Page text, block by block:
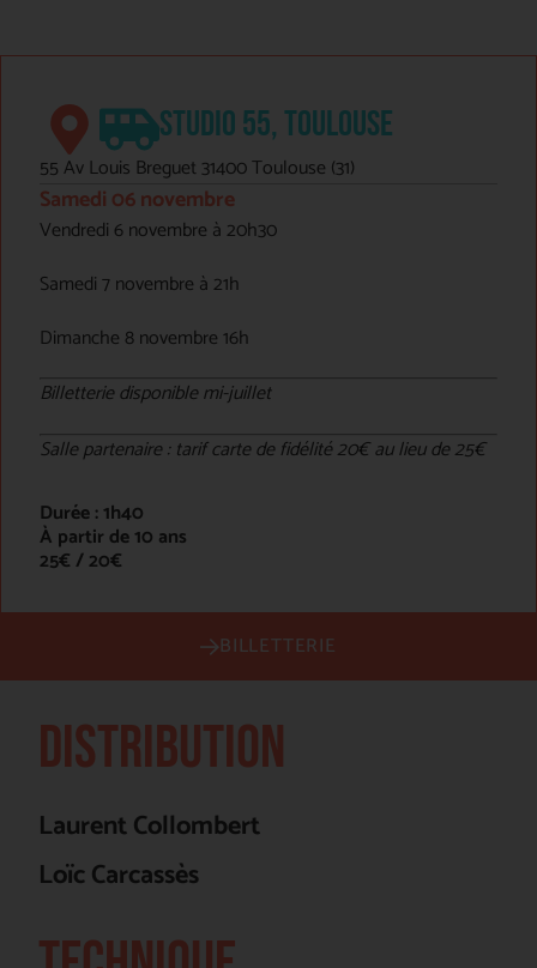
STUDIO 55, TOULOUSE
55 Av Louis Breguet 31400 Toulouse (31)
Samedi 06 novembre
Vendredi 6 novembre à 20h30
Samedi 7 novembre à 21h
Dimanche 8 novembre 16h
Billetterie disponible mi-juillet
Salle partenaire : tarif carte de fidélité 20€ au lieu de 25€
Durée : 1h40
À partir de 10 ans
25€ / 20€
BILLETTERIE
DISTRIBUTION
Laurent Collombert
Loïc Carcassès